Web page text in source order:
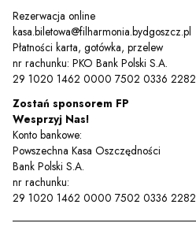
Rezerwacja online
kasa.biletowa@filharmonia.bydgoszcz.pl
Płatności karta, gotówka, przelew
nr rachunku: PKO Bank Polski S.A.
29 1020 1462 0000 7502 0336 2282
Zostań sponsorem FP
Wesprzyj Nas!
Konto bankowe:
Powszechna Kasa Oszczędności
Bank Polski S.A.
nr rachunku:
29 1020 1462 0000 7502 0336 2282